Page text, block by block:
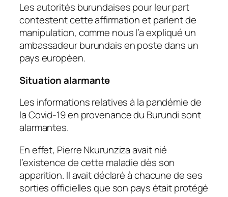
Les autorités burundaises pour leur part
contestent cette affirmation et parlent de
manipulation, comme nous l’a expliqué un
ambassadeur burundais en poste dans un
pays européen.
Situation alarmante
Les informations relatives à la pandémie de
la Covid-19 en provenance du Burundi sont
alarmantes.
En effet, Pierre Nkurunziza avait nié
l’existence de cette maladie dès son
apparition. Il avait déclaré à chacune de ses
sorties officielles que son pays était protégé